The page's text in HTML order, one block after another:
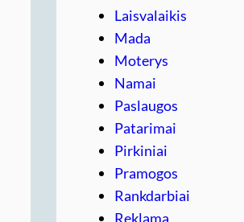
Laisvalaikis
Mada
Moterys
Namai
Paslaugos
Patarimai
Pirkiniai
Pramogos
Rankdarbiai
Reklama